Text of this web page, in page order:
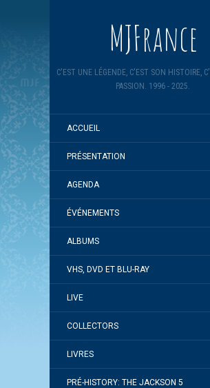
MJFrance
C'EST UNE LÉGENDE, C'EST SON HISTOIRE,
PASSION. 1996 - 2025.
ACCUEIL
PRÉSENTATION
AGENDA
ÉVÉNEMENTS
ALBUMS
VHS, DVD ET BLU-RAY
LIVE
COLLECTORS
LIVRES
PRÉ-HISTORY: THE JACKSON 5